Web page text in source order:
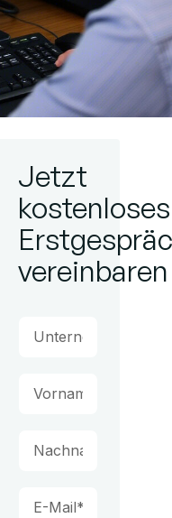
Jetzt
kostenloses
vereinbaren